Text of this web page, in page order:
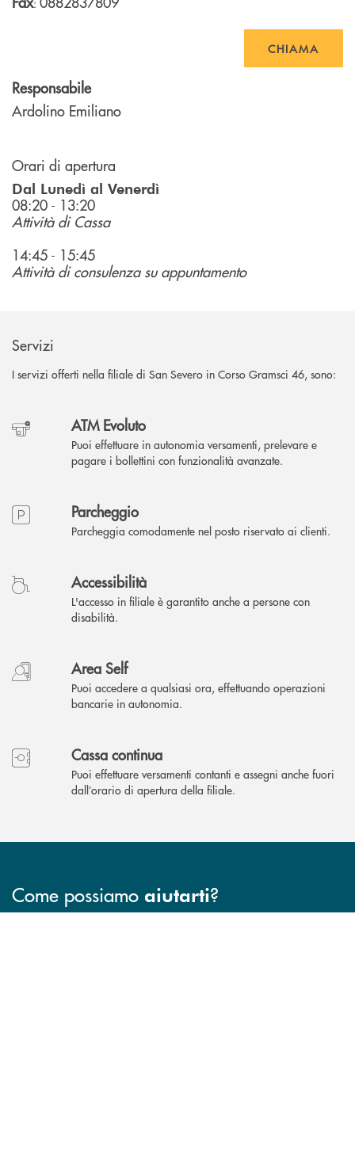
CHIAMA
Responsabile
Ardolino Emiliano
Orari di apertura
Dal Lunedì al Venerdì
08:20 - 13:20
Attività di Cassa
14:45 - 15:45
Attività di consulenza su appuntamento
Servizi
I servizi offerti nella filiale di San Severo in Corso Gramsci 46, sono:
ATM Evoluto
Puoi effettuare in autonomia versamenti, prelevare e
pagare i bollettini con funzionalità avanzate.
Parcheggio
Parcheggia comodamente nel posto riservato ai clienti.
Accessibilità
L'accesso in filiale è garantito anche a persone con
disabilità.
Area Self
Puoi accedere a qualsiasi ora, effettuando operazioni
bancarie in autonomia.
Cassa continua
Puoi effettuare versamenti contanti e assegni anche fuori
dall’orario di apertura della filiale.
Come possiamo aiutarti?